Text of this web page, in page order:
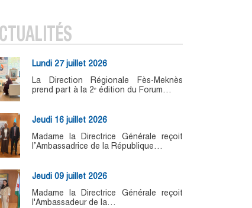
Lundi 27 juillet 2026
La Direction Régionale Fès-Meknès
prend part à la 2ᵉ édition du Forum…
Jeudi 16 juillet 2026
Madame la Directrice Générale reçoit
l’Ambassadrice de la République…
Jeudi 09 juillet 2026
Madame la Directrice Générale reçoit
l'Ambassadeur de la…